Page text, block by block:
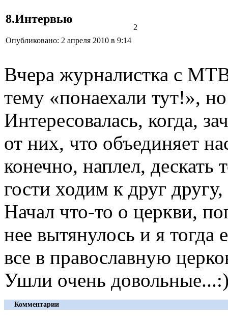
8.Интервью
Опубликовано: 2 апреля 2010 в 9:14
2
Вчера журналистка с
тему «понаехали тут!»,
Интересовалась, когда,
от них, что объединяет
конечно, наплел,
гости ходим к друг
Начал что-то о церкви,
нее вытянулось и я
все в православную
Ушли очень
Комментарии